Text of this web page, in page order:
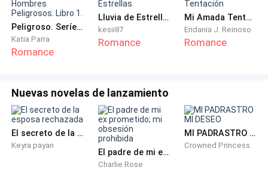
llaves de su pantalón.
Después de un intento fallido encontró la llave y la
sacó.
Valentino.
Bianca sonrió al verlo animado. Él solía ser más frío
con ella. Lo había visto interactuar con sus hermanos
y conocidos siempre bromeando y sonriendo. Pero en
Peligroso. Seríe Hombres Peligrosos. Libro 1.
Katia Parra
Romance
Lluvia de Estrellas
kesii87
Romance
Mi Amada Tentación
Eridania J. Reinoso
Romance
Nuevas novelas de lanzamiento
El secreto de la esposa rechazada
Keyra payan
El padre de mi ex prometido; mi obsesión prohibida
Charlie Rose
MI PADRASTRO MI DESEO
Crowned Princess.